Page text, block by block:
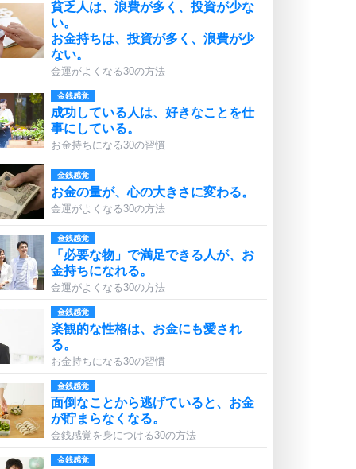
貧乏人は、浪費が多く、投資が少な
い。
お金持ちは、投資が多く、浪費が少
ない。
金運がよくなる30の方法
金銭感覚
成功している人は、好きなことを仕
事にしている。
お金持ちになる30の習慣
金銭感覚
お金の量が、心の大きさに変わる。
金運がよくなる30の方法
金銭感覚
「必要な物」で満足できる人が、お
金持ちになれる。
金運がよくなる30の方法
金銭感覚
楽観的な性格は、お金にも愛され
る。
お金持ちになる30の習慣
金銭感覚
面倒なことから逃げていると、お金
が貯まらなくなる。
金銭感覚を身につける30の方法
金銭感覚